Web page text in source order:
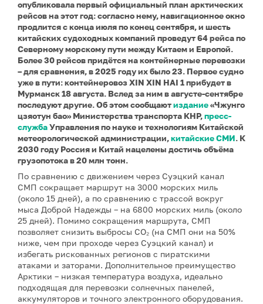
опубликовала первый официальный план арктических
рейсов на этот год: согласно нему, навигационное окно
продлится с конца июля по конец сентября, и шесть
китайских судоходных компаний проведут 64 рейса по
Северному морскому пути между Китаем и Европой.
Более 30 рейсов придётся на контейнерные перевозки
– для сравнения, в 2025 году их было 23. Первое судно
уже в пути: контейнеровоз XIN XIN HAI 1 прибудет в
Мурманск 18 августа. Вслед за ним в августе-сентябре
последуют другие. Об этом сообщаютиздание«Чжунго
цзяотун бао» Министерства транспорта КНР,пресс-
службаУправления по науке и технологиям Китайской
метеорологической администрации,китайские СМИ. К
2030 году Россия и Китай нацелены достичь объёма
грузопотока в 20 млн тонн.
По сравнению с движением через Суэцкий канал
СМП сокращает маршрут на 3000 морских миль
(около 15 дней), а по сравнению с трассой вокруг
мыса Доброй Надежды – на 6800 морских миль (около
25 дней). Помимо сокращения маршрута, СМП
позволяет снизить выбросы CO₂ (на СМП они на 50%
ниже, чем при проходе через Суэцкий канал) и
избегать рискованных регионов с пиратскими
атаками и заторами. Дополнительное преимущество
Арктики – низкая температура воздуха, идеально
подходящая для перевозки солнечных панелей,
аккумуляторов и точного электронного оборудования.